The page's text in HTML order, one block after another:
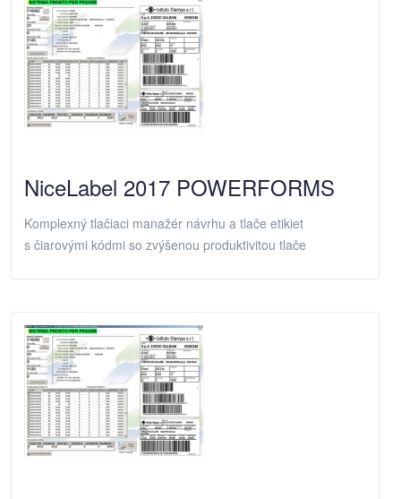
NiceLabel 2017 POWERFORMS
Komplexný tlačiaci manažér návrhu a tlače etikiet
s čiarovými kódmi so zvýšenou produktivitou tlače